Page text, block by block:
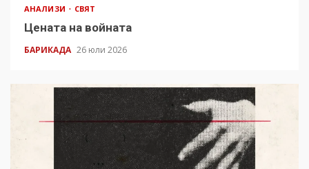
АНАЛИЗИ СВЯТ
Цената на войната
БАРИКАДА 26 юли 2026